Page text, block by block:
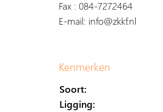
Fax : 084-7272464
E-mail: info@zkkf.nl
Kenmerken
Soort:
Ligging: